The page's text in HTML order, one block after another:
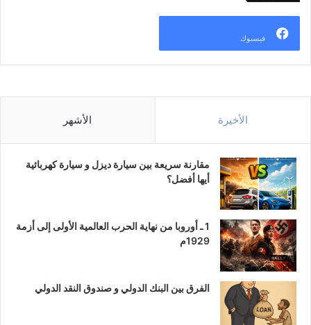
فيسبوك
الأخيرة الأشهر
مقارنة سريعة بين سيارة ديزل و سيارة كهربائية
أيها أفضل؟
1 ـ أوروبا من نهاية الحرب العالمية الأولى إلى أزمة
1929م
الفرق بين البنك الدولي و صندوق النقد الدولي